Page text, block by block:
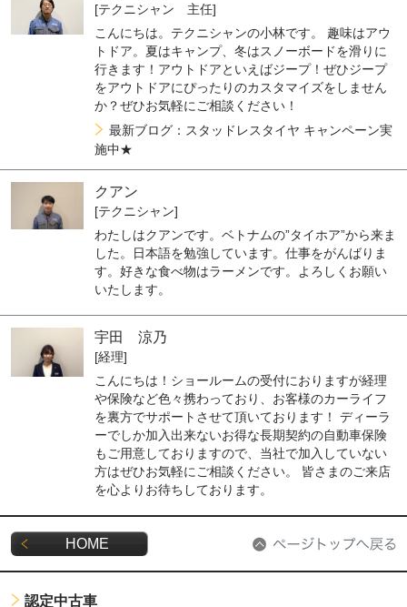
[テクニシャン 主任]
こんにちは。テクニシャンの小林です。 趣味はアウ
トドア。夏はキャンプ、冬はスノーボードを滑りに
行きます！アウトドアといえばジープ！ぜひジープ
をアウトドアにぴったりのカスタマイズをしません
か？ぜひお気軽にご相談ください！
最新ブログ：スタッドレスタイヤ キャンペーン実
施中★
クアン
[テクニシャン]
わたしはクアンです。ベトナムの”タイホア”から来ま
した。日本語を勉強しています。仕事をがんばりま
す。好きな食べ物はラーメンです。よろしくお願い
いたします。
宇田 涼乃
[経理]
こんにちは！ショールームの受付におりますが経理
や保険など色々携わっており、お客様のカーライフ
を裏方でサポートさせて頂いております！ ディーラ
ーでしか加入出来ないお得な長期契約の自動車保険
もご用意しておりますので、当社で加入していない
方はぜひお気軽にご相談ください。 皆さまのご来店
を心よりお待ちしております。
HOME
認定中古車